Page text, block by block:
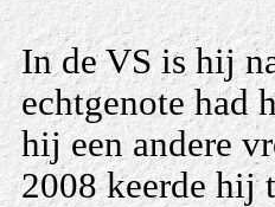
In de VS is hij
echtgenote had
hij een andere
2008 keerde hij